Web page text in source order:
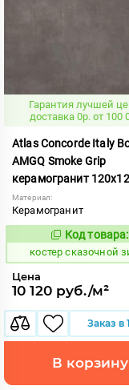
Гарантия лучшей
доставка 0р. от 100
Atlas Concorde Italy
AMGQ Smoke Grip
керамогранит
Материал:
Керамогранит
807907
Код товара:
костер сказочной
Цена
10 120 руб./м²
Заказ в
В корзину